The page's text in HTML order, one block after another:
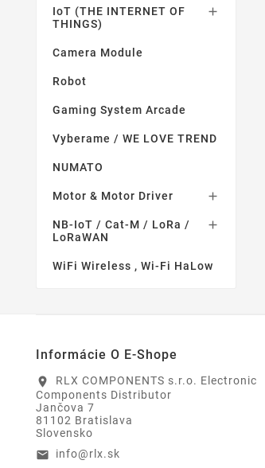
IoT (THE INTERNET OF
THINGS)

Camera Module
Robot
Gaming System Arcade
Vyberame / WE LOVE TREND
NUMATO
Motor & Motor Driver 
NB-IoT / Cat-M / LoRa /
LoRaWAN

WiFi Wireless , Wi-Fi HaLow
Informácie O E-Shope
location_on
RLX COMPONENTS s.r.o. Electronic
Components Distributor
Jančova 7
81102 Bratislava
Slovensko
email info@rlx.sk